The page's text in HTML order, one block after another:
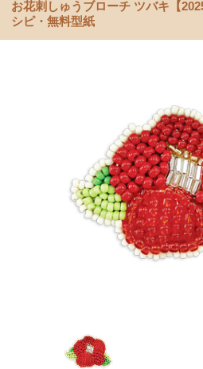
お花刺しゅうブローチ ツバキ【
シピ・無料型紙